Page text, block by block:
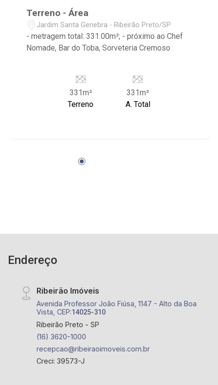
Terreno - Área
Jardim Santa Genebra - Ribeirão Preto/SP
- metragem total: 331.00m²; - próximo ao Chef
Nomade, Bar do Toba, Sorveteria Cremoso
331m²
Terreno
331m²
A. Total
Endereço
Ribeirão Imóveis
Avenida Professor João Fiúsa, 1147 - Alto da Boa
Vista, CEP:14025-310
Ribeirão Preto - SP
(16) 3620-1000
recepcao@ribeiraoimoveis.com.br
Creci: 39573-J